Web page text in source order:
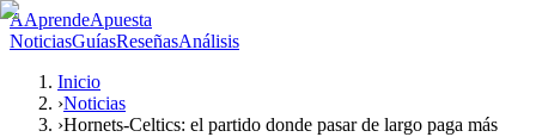
AAprendeApuesta
NoticiasGuíasReseñasAnálisis
Inicio
›Noticias
›Hornets-Celtics: el partido donde pasar de largo paga más